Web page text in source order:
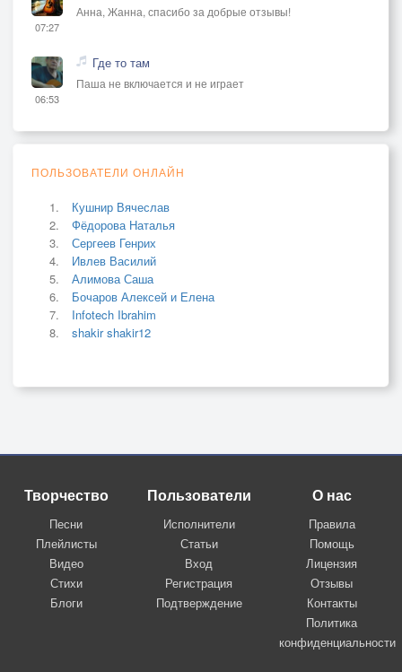
07:27
Анна, Жанна, спасибо за добрые отзывы!
06:53
Где то там
Паша не включается и не играет
ПОЛЬЗОВАТЕЛИ ОНЛАЙН
Кушнир Вячеслав
Фёдорова Наталья
Сергеев Генрих
Ивлев Василий
Алимова Саша
Бочаров Алексей и Елена
Infotech Ibrahim
shakir shakir12
Творчество
Песни
Плейлисты
Видео
Стихи
Блоги
Пользователи
Исполнители
Статьи
Вход
Регистрация
Подтверждение
О нас
Правила
Помощь
Лицензия
Отзывы
Контакты
Политика
конфиденциальности